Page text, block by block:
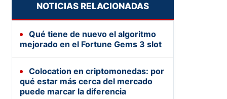
NOTICIAS RELACIONADAS
Qué tiene de nuevo el algoritmo
mejorado en el Fortune Gems 3 slot
Colocation en criptomonedas: por
qué estar más cerca del mercado
puede marcar la diferencia